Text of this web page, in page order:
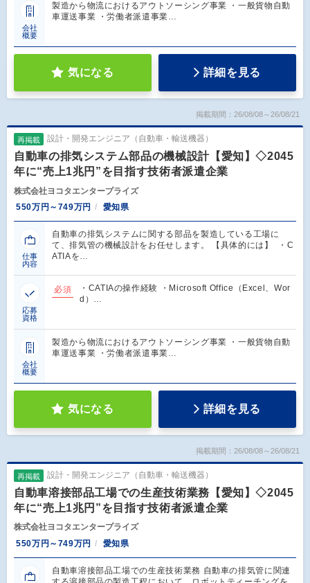
会社
概要
製造から物流におけるアウトソーシング事業 ・一般貨物自動
車運送事業 ・労働者派遣事業…
気になる 詳細を見る
掲載期間：26/08/08～26/08/21
再掲載 設計・開発エンジニア（自動車・輸送機器）
自動車の排気システム部品の機械設計【愛知】◇2045
年に“売上1兆円”を目指す技術者派遣企業
株式会社ヨコタエンタープライズ
550万円～749万円
愛知県
仕事
内容
自動車の排気システムに関する部品を製造している工場に
て、排気管の機械設計をお任せします。 【具体的には】 ・C
ATIAを…
応募
資格
必須
・CATIAの操作経験 ・Microsoft Office（Excel、Wor
d）…
会社
概要
製造から物流におけるアウトソーシング事業 ・一般貨物自動
車運送事業 ・労働者派遣事業…
気になる 詳細を見る
掲載期間：26/08/08～26/08/21
再掲載 設計・開発エンジニア（自動車・輸送機器）
自動車溶接部品工場での生産技術業務【愛知】◇2045
年に“売上1兆円”を目指す技術者派遣企業
株式会社ヨコタエンタープライズ
550万円～749万円
愛知県
自動車溶接部品工場での生産技術業務 自動車の排気管に関連